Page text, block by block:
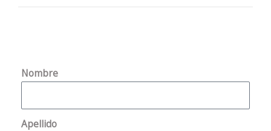
Nombre
Apellido